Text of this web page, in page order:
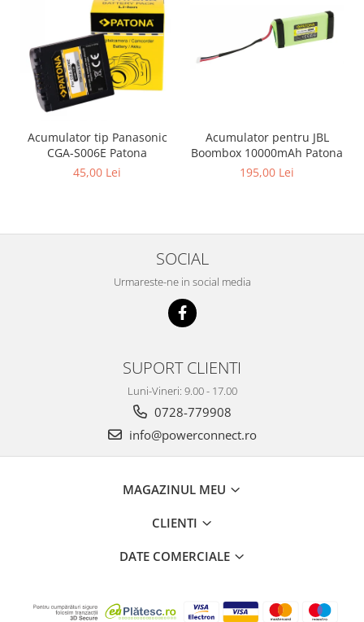
Acumulator tip Panasonic
CGA-S006E Patona
45,00 Lei
Acumulator pentru JBL
Boombox 10000mAh Patona
195,00 Lei
SOCIAL
Urmareste-ne in social media
SUPORT CLIENTI
Luni-Vineri: 9.00 - 17.00
0728-779908
info@powerconnect.ro
MAGAZINUL MEU
CLIENTI
DATE COMERCIALE